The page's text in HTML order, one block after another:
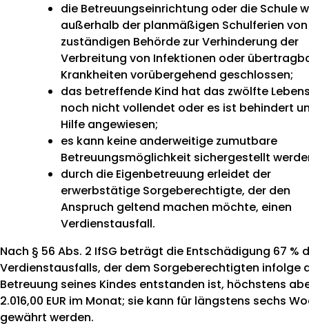
die Betreuungseinrichtung oder die Schule
außerhalb der planmäßigen Schulferien
zuständigen Behörde zur Verhinderung der
Verbreitung von Infektionen oder
Krankheiten vorübergehend geschlossen;
das betreffende Kind hat das zwölfte
noch nicht vollendet oder es ist behindert
Hilfe angewiesen;
es kann keine anderweitige zumutbare
Betreuungsmöglichkeit sichergestellt
durch die Eigenbetreuung erleidet der
erwerbstätige Sorgeberechtigte, der den
Anspruch geltend machen möchte, einen
Verdienstausfall.
Nach § 56 Abs. 2 IfSG beträgt die Entschädigung 67 %
Verdienstausfalls, der dem Sorgeberechtigten infolge
Betreuung seines Kindes entstanden ist, höchstens
2.016,00 EUR im Monat; sie kann für längstens sechs
gewährt werden.